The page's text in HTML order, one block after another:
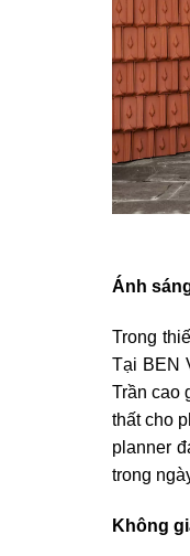
Ánh
Trong
Tại BEN
Trần cao
thất cho
planner
trong
Không